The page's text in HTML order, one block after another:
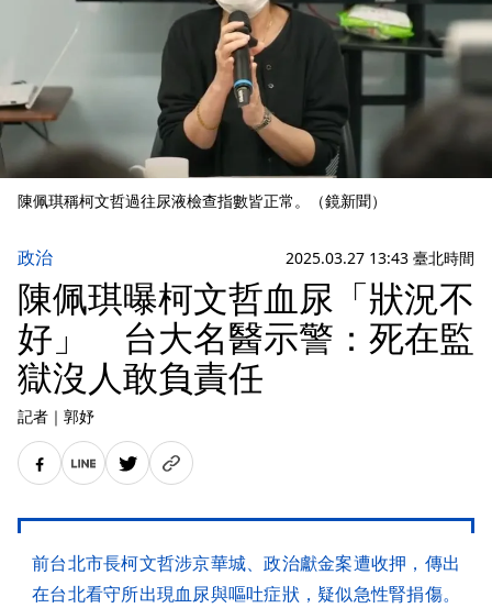
陳佩琪稱柯文哲過往尿液檢查指數皆正常。（鏡新聞）
政治 2025.03.27 13:43 臺北時間
陳佩琪曝柯文哲血尿「狀況不
好」 台大名醫示警：死在監
獄沒人敢負責任
記者 ｜ 郭妤
前台北市長柯文哲涉京華城、政治獻金案遭收押，傳出
在台北看守所出現血尿與嘔吐症狀，疑似急性腎捐傷。